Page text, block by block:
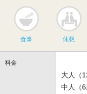
食事 休憩
料金
大人（
中人（